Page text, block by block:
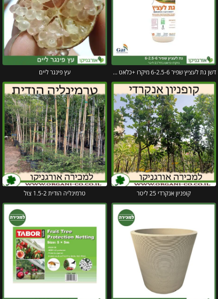
דשן גת לעציץ שפיר 6-2.5-6 מיקרו +כלאט ברזל 5 ליטר עץ פינגר ליים
קופניון אנקרדי 25 ליטר טרמינליה הודית 1.5-2 צול